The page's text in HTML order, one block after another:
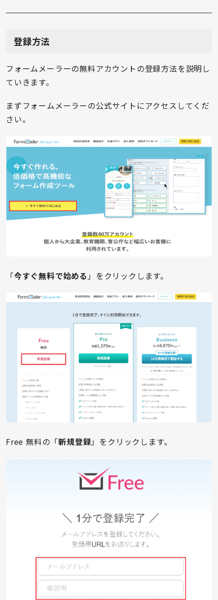
登録方法
フォームメーラーの無料アカウントの登録方法を説明し
ていきます。
まずフォームメーラーの公式サイトにアクセスしてくだ
さい。
「今すぐ無料で始める」をクリックします。
Free 無料の「新規登録」をクリックします。